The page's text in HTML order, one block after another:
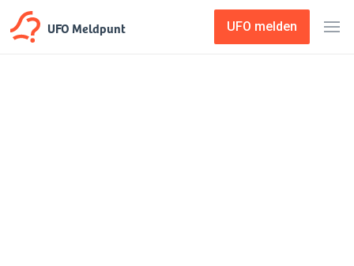
UFO Meldpunt UFO melden